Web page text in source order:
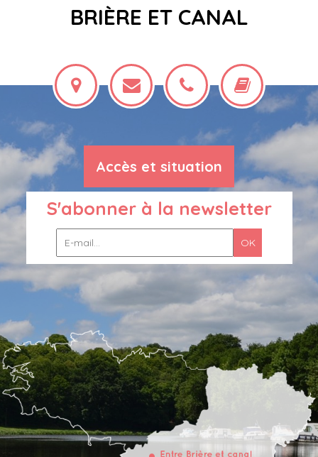
BRIÈRE ET CANAL
Accès et situation
S'abonner à la newsletter